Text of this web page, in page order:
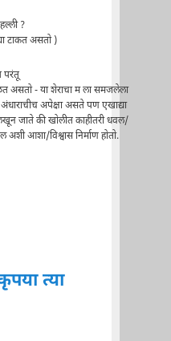
?
टाकत असतो )
परंतू
असतो - या शेराचा म ला समजलेला
अपेक्षा असते पण एखाद्या
जाते की खोलीत काहीतरी धवल/
अशी आशा/विश्वास निर्माण होतो.
त्या